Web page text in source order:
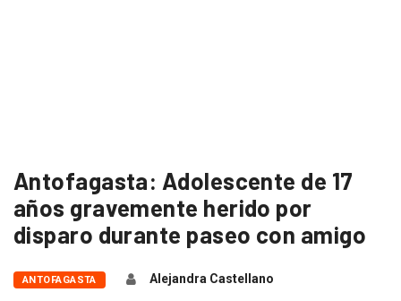
Antofagasta: Adolescente de 17
años gravemente herido por
disparo durante paseo con amigo
ANTOFAGASTA
Alejandra Castellano